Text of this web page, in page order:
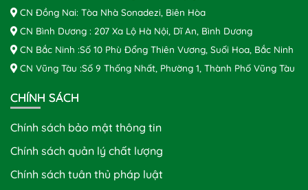
CN Đồng Nai: Tòa Nhà Sonadezi, Biên Hòa
CN Bình Dương : 207 Xa Lộ Hà Nội, Dĩ An, Bình Dương
CN Bắc Ninh :Số 10 Phù Đổng Thiên Vương, Suối Hoa, Bắc Ninh
CN Vũng Tàu :Số 9 Thống Nhất, Phường 1, Thành Phố Vũng Tàu
CHÍNH SÁCH
Chính sách bảo mật thông tin
Chính sách quản lý chất lượng
Chính sách tuân thủ pháp luật